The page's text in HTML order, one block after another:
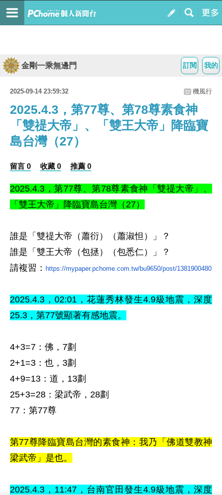
我的
訂閱
金剛一乘無邊門
2025-09-14 23:59:32 機風行
2025.4.3，第77尊、第78尊素食神
「雙禔大帝」、「雙王大帝」降臨寶
島台灣（27）
留言 0 收藏 0 推薦 0
2025.4.3，第77尊、第78尊素食神「雙禔大帝」、
「雙王大帝 」 降臨寶島台灣 （27）
誰是「雙禔大帝（蕭衍）（蕭淑怛）」
？
誰是「雙王大帝（包拯）（包悉仁）」
？
請複習 ： https://mypaper.pchome.com.tw/bu9650/post/1381900480
2025.4.3 ，02:01，花蓮秀林發生4.9級地震， 深度
25.3， 第77號顯著有感地震。
4+3=7 ：佛，7劃
2+1=3 ：也，3劃
4+9=13 ：道，13劃
25+3=28 ：梁武帝，28劃
77 ：第77尊
第77尊降臨寶島台灣的素食神：我乃「佛道雙教神
梁武帝」是也。
2025.4.3 ，11:47，台南官田 發生4.9級地震， 深度